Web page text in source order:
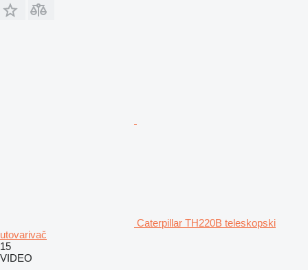
Caterpillar TH220B teleskopski
utovarivač
15
VIDEO